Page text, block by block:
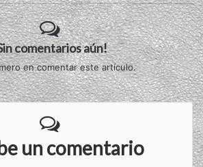
comentarios aún!
en comentar este artículo.
un comentario